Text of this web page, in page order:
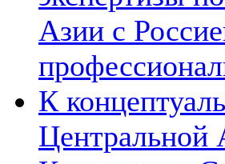
Азии с
К
Центральной